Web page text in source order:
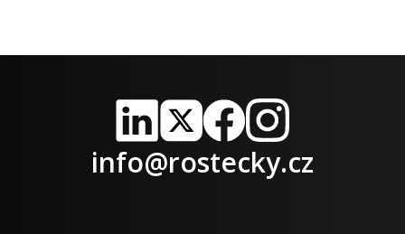
LinkedIn
X FacebookInstagram
info@rostecky.cz